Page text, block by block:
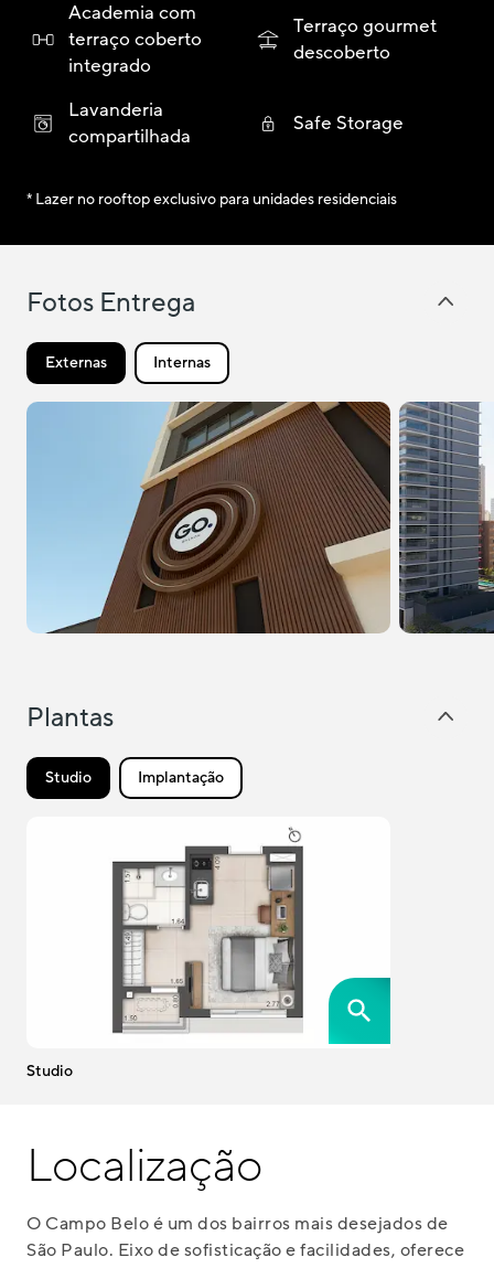
Academia com
terraço coberto
integrado
Terraço gourmet
descoberto
Lavanderia
compartilhada
Safe Storage
* Lazer no rooftop exclusivo para unidades residenciais
Fotos Entrega
Externas Internas
Plantas
Studio Implantação
Studio
Localização
O Campo Belo é um dos bairros mais desejados de
São Paulo. Eixo de sofisticação e facilidades, oferece